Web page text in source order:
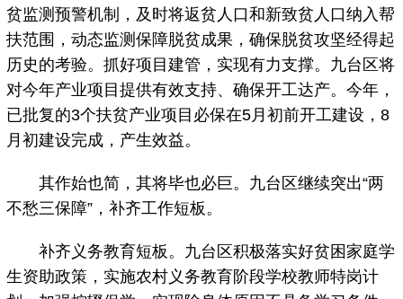
贫监测预警机制，及时将返贫人口和新致贫人口纳入帮
扶范围，动态监测保障脱贫成果，确保脱贫攻坚经得起
历史的考验。抓好项目建管，实现有力支撑。九台区将
对今年产业项目提供有效支持、确保开工达产。今年，
已批复的3个扶贫产业项目必保在5月初前开工建设，8
月初建设完成，产生效益。
其作始也简，其将毕也必巨。九台区继续突出“两
不愁三保障”，补齐工作短板。
补齐义务教育短板。九台区积极落实好贫困家庭学
生资助政策，实施农村义务教育阶段学校教师特岗计